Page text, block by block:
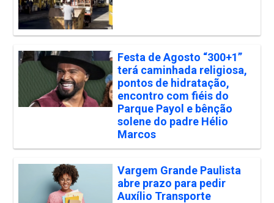
Festa de Agosto “300+1”
terá caminhada religiosa,
pontos de hidratação,
encontro com fiéis do
Parque Payol e bênção
solene do padre Hélio
Marcos
Vargem Grande Paulista
abre prazo para pedir
Auxílio Transporte